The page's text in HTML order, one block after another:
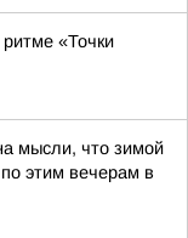
«Точки
мысли, что зимой
по этим вечерам в